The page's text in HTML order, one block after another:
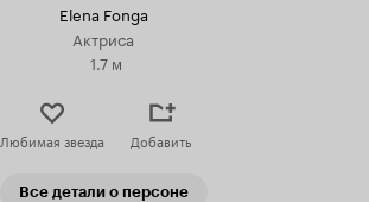
Elena Fonga
Актриса
1.7 м
Любимая звезда Добавить
Все детали о персоне